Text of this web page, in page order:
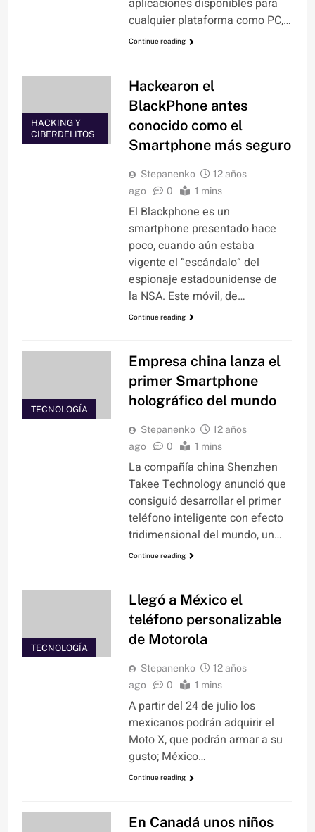
aplicaciones disponibles para
cualquier plataforma como PC,…
Continue reading
HACKING Y
CIBERDELITOS
Hackearon el
BlackPhone antes
conocido como el
Smartphone más seguro
Stepanenko
12 años
ago
0 1 mins
El Blackphone es un
smartphone presentado hace
poco, cuando aún estaba
vigente el “escándalo” del
espionaje estadounidense de
la NSA. Este móvil, de…
Continue reading
TECNOLOGÍA
Empresa china lanza el
primer Smartphone
holográfico del mundo
Stepanenko
12 años
ago
0 1 mins
La compañía china Shenzhen
Takee Technology anunció que
consiguió desarrollar el primer
teléfono inteligente con efecto
tridimensional del mundo, un…
Continue reading
TECNOLOGÍA
Llegó a México el
teléfono personalizable
de Motorola
Stepanenko
12 años
ago
0 1 mins
A partir del 24 de julio los
mexicanos podrán adquirir el
Moto X, que podrán armar a su
gusto; México…
Continue reading
En Canadá unos niños